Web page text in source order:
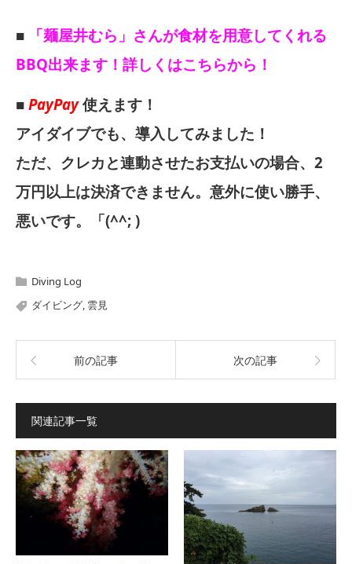
■
「麺屋井むら」さんが食材を用意してくれる
BBQ出来ます！詳しくはこちらから！
■ PayPay使えます！
アイダイブでも、導入してみました！
ただ、クレカと連動させたお支払いの場合、2
万円以上は決済できません。意外に使い勝手、
悪いです。「(^^; )
Diving Log
ダイビング, 雲見
前の記事 次の記事
関連記事一覧